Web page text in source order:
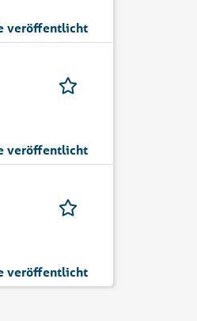
veröffentlicht
veröffentlicht
veröffentlicht